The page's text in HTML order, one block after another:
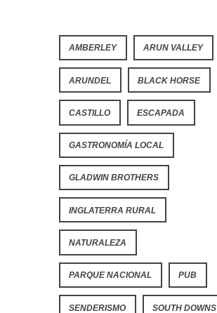
AMBERLEY ARUN VALLEY
ARUNDEL BLACK HORSE
CASTILLO ESCAPADA
GASTRONOMÍA LOCAL
GLADWIN BROTHERS
INGLATERRA RURAL
NATURALEZA
PARQUE NACIONAL PUB
SENDERISMO SOUTH DOWNS